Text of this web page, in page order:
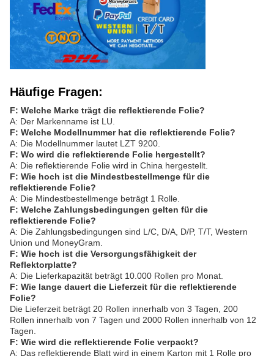
Häufige Fragen:
F: Welche Marke trägt die reflektierende Folie?
A: Der Markenname ist LU.
F: Welche Modellnummer hat die reflektierende Folie?
A: Die Modellnummer lautet LZT 9200.
F: Wo wird die reflektierende Folie hergestellt?
A: Die reflektierende Folie wird in China hergestellt.
F: Wie hoch ist die Mindestbestellmenge für die
reflektierende Folie?
A: Die Mindestbestellmenge beträgt 1 Rolle.
F: Welche Zahlungsbedingungen gelten für die
reflektierende Folie?
A: Die Zahlungsbedingungen sind L/C, D/A, D/P, T/T, Western
Union und MoneyGram.
F: Wie hoch ist die Versorgungsfähigkeit der
Reflektorplatte?
A: Die Lieferkapazität beträgt 10.000 Rollen pro Monat.
F: Wie lange dauert die Lieferzeit für die reflektierende
Folie?
Die Lieferzeit beträgt 20 Rollen innerhalb von 3 Tagen, 200
Rollen innerhalb von 7 Tagen und 2000 Rollen innerhalb von 12
Tagen.
F: Wie wird die reflektierende Folie verpackt?
A: Das reflektierende Blatt wird in einem Karton mit 1 Rolle pro